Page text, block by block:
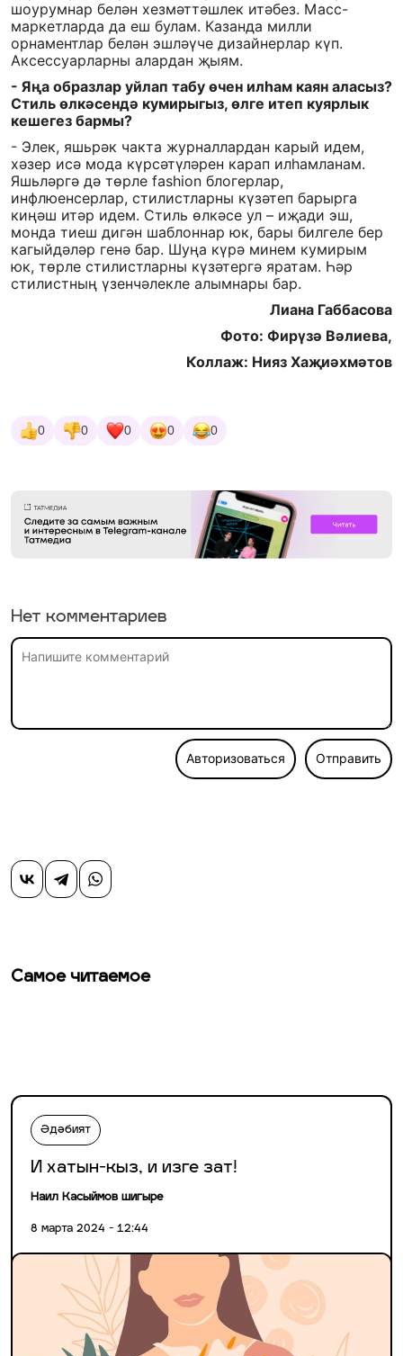
шоурумнар белән хезмәттәшлек итәбез. Масс-
маркетларда да еш булам. Казанда милли
орнаментлар белән эшләүче дизайнерлар күп.
Аксессуарларны алардан җыям.
- Яңа образлар уйлап табу өчен илһам каян аласыз?
Стиль өлкәсендә кумирыгыз, өлге итеп куярлык
кешегез бармы?
- Элек, яшьрәк чакта журналлардан карый идем,
хәзер исә мода күрсәтүләрен карап илһамланам.
Яшьләргә дә төрле fashion блогерлар,
инфлюенсерлар, стилистларны күзәтеп барырга
киңәш итәр идем. Стиль өлкәсе ул – иҗади эш,
монда тиеш дигән шаблоннар юк, бары билгеле бер
кагыйдәләр генә бар. Шуңа күрә минем кумирым
юк, төрле стилистларны күзәтергә яратам. Һәр
стилистның үзенчәлекле алымнары бар.
Лиана Габбасова
Фото: Фирүзә Вәлиева,
Коллаж: Нияз Хаҗиәхмәтов
0 0 0 0 0
Нет комментариев
Авторизоваться Отправить
Самое читаемое
Әдәбият
И хатын-кыз, и изге зат!
Наил Касыймов шигыре
8 марта 2024 - 12:44